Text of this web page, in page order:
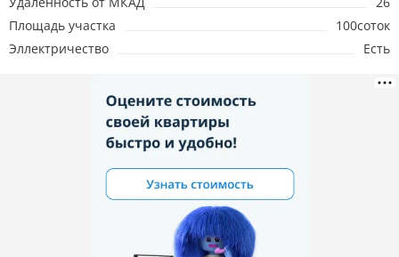
Площадь участка
100соток
Эллектричество
Есть